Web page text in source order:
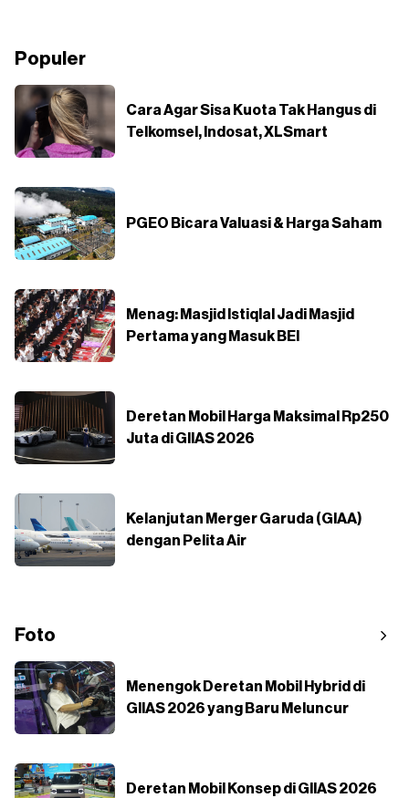
Populer
Cara Agar Sisa Kuota Tak Hangus di
Telkomsel, Indosat, XLSmart
PGEO Bicara Valuasi & Harga Saham
Menag: Masjid Istiqlal Jadi Masjid
Pertama yang Masuk BEI
Deretan Mobil Harga Maksimal Rp250
Juta di GIIAS 2026
Kelanjutan Merger Garuda (GIAA)
dengan Pelita Air
Foto
Menengok Deretan Mobil Hybrid di
GIIAS 2026 yang Baru Meluncur
Deretan Mobil Konsep di GIIAS 2026